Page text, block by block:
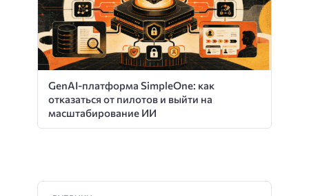
GenAI-платформа SimpleOne: как
отказаться от пилотов и выйти на
масштабирование ИИ